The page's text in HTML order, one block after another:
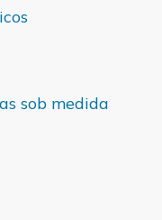
sob medida